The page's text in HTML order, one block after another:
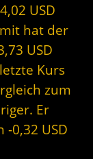
USD
hat der
USD
Kurs
zum
Er
0,32 USD